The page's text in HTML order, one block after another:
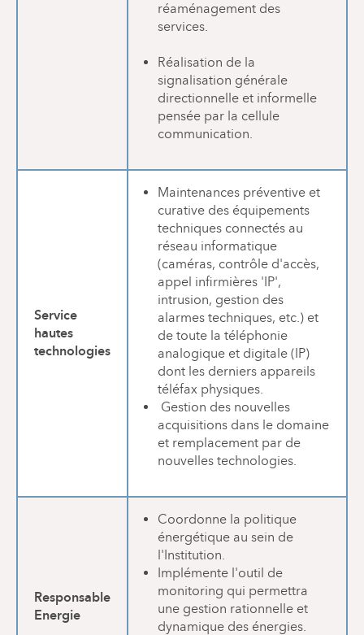
réaménagement des
services.
Réalisation de la
signalisation générale
directionnelle et informelle
pensée par la cellule
communication.
Service
hautes
technologies
Maintenances préventive et
curative des équipements
techniques connectés au
réseau informatique
(caméras, contrôle d'accès,
appel infirmières 'IP',
intrusion, gestion des
alarmes techniques, etc.) et
de toute la téléphonie
analogique et digitale (IP)
dont les derniers appareils
téléfax physiques.
Gestion des nouvelles
acquisitions dans le domaine
et remplacement par de
nouvelles technologies.
Responsable
Energie
Coordonne la politique
énergétique au sein de
l'Institution.
Implémente l'outil de
monitoring qui permettra
une gestion rationnelle et
dynamique des énergies.